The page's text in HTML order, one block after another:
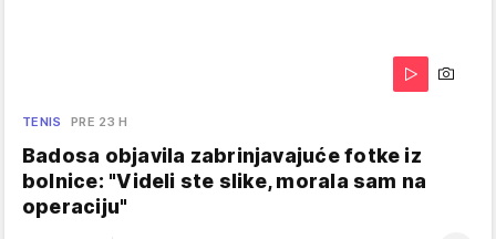
TENIS PRE 23 H
Badosa objavila zabrinjavajuće fotke iz
bolnice: "Videli ste slike, morala sam na
operaciju"